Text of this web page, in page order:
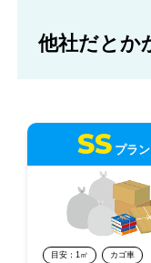
他社だとか
SS プラン
目安：1㎡ カゴ車